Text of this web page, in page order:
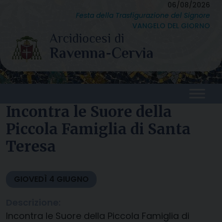
content
06/08/2026
Festa della Trasfigurazione del Signore
VANGELO DEL GIORNO
Incontra le Suore della
Piccola Famiglia di Santa
Teresa
GIOVEDÌ 4 GIUGNO
Incontra le Suore della Piccola Famiglia di